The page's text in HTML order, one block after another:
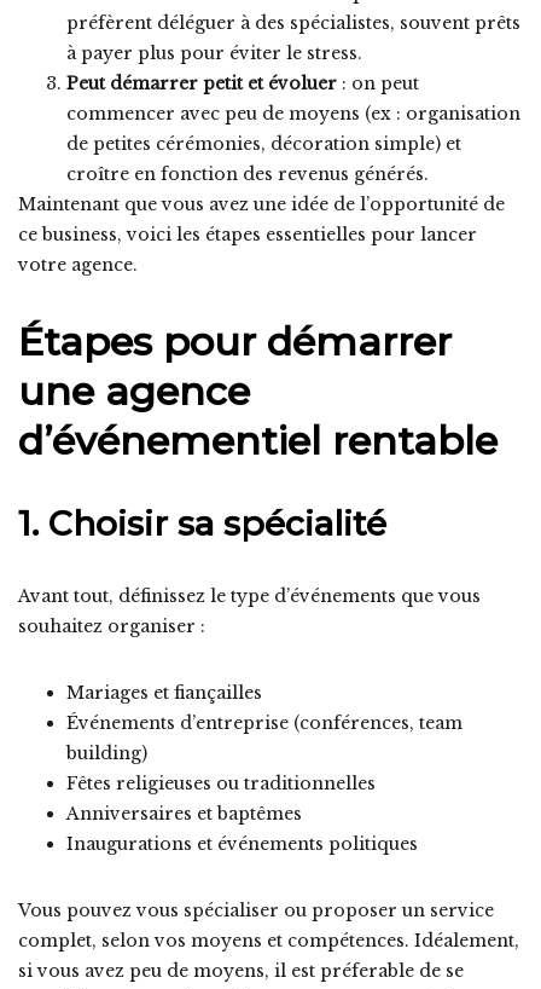
préfèrent déléguer à des spécialistes, souvent prêts
à payer plus pour éviter le stress.
Peut démarrer petit et évoluer : on peut
commencer avec peu de moyens (ex : organisation
de petites cérémonies, décoration simple) et
croître en fonction des revenus générés.
Maintenant que vous avez une idée de l’opportunité de
ce business, voici les étapes essentielles pour lancer
votre agence.
Étapes pour démarrer
une agence
d’événementiel rentable
1. Choisir sa spécialité
Avant tout, définissez le type d’événements que vous
souhaitez organiser :
Mariages et fiançailles
Événements d’entreprise (conférences, team
building)
Fêtes religieuses ou traditionnelles
Anniversaires et baptêmes
Inaugurations et événements politiques
Vous pouvez vous spécialiser ou proposer un service
complet, selon vos moyens et compétences. Idéalement,
si vous avez peu de moyens, il est préferable de se